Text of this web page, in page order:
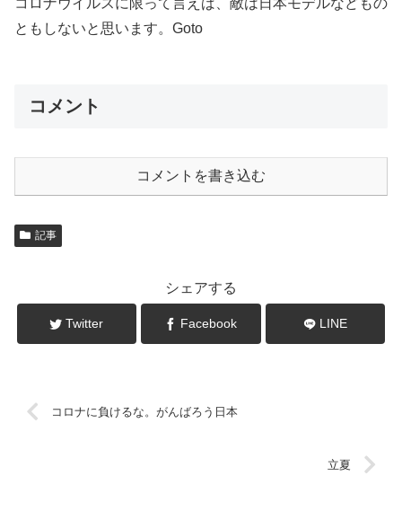
コロナウイルスに限って言えば、敵は日本モデルなどもの
ともしないと思います。Goto
コメント
コメントを書き込む
記事
シェアする
Twitter Facebook LINE
コロナに負けるな。がんばろう日本
立夏